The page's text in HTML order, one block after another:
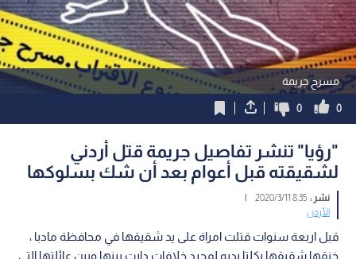
مسرح جريمة
0
0
"رؤيا" تنشر تفاصيل جريمة قتل أردني
لشقيقته قبل أعوام بعد أن شك بسلوكها
نشر :8:35 2020/3/11
|
الأردن
قبل اربعة سنوات قتلت امراة على يد شقيقها في محافظة مادبا ،
خنقها شقيقها بكلتا يديه لمجرد خلافات دارت بينها وبين عائلتها التي